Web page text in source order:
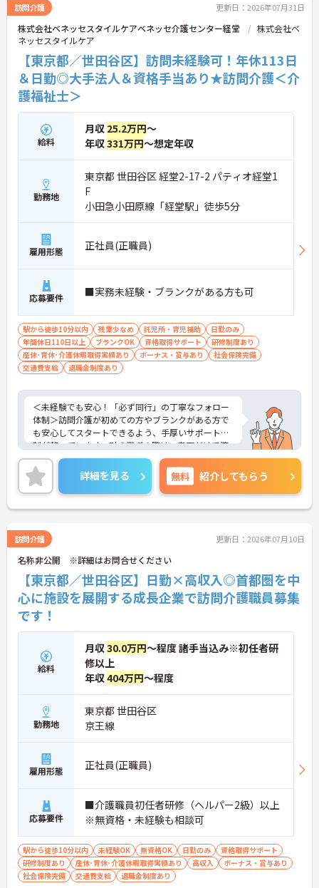
体制＞訪問介護が初めての方やブランクがある方で
も安心してスタートできるよう、手厚いサポート体
制が整っています。引き継ぎの際は、書面だけで済
ませることはなく、必ず先輩スタッフが同行して丁
寧に指導を行います。 ご利用者様の住み慣れたご自
宅で、1対1でじっくりと向き合うケアができるた
め、「もっと丁寧に、親切に介護をしたい」という
想いをお持ちの方にぴったりの環境です。
＜子育て・家族を大切にする制度が豊富＞「進研ゼ
ミ」の割引や保育手当など、ベネッセグループなら
ではの家族向け福利厚生が非常に充実しています。
産前産後・育児休暇の取得実績や復帰支援はもちろ
ん、お子様の看護休暇や、ご家族の介護休暇・短縮
勤務制度なども整備されています。ライフステージ
が変わっても、制度を活用しながら長く働き続けら
れる、スタッフに優しい職場です。
訪問介護 更新日：2026年07月31日
株式会社ベネッセスタイルケアベネッセ介護センター経堂
株式会社ベ
ネッセスタイルケア
【東京都／世田谷区】訪問未経験可！年休113日
＆日勤◎大手法人＆資格手当あり★訪問介護＜介
護福祉士＞
給料
月収 25.2万円～
年収331万円～想定年収
勤務地
東京都 世田谷区 経堂2-17-2 パティオ経堂1
F
小田急小田原線「経堂駅」徒歩5分
雇用形態 正社員(正職員)
応募要件 ■実務未経験・ブランクがある方も可
駅から徒歩10分以内 残業少なめ 託児所・育児補助
日勤のみ
年間休日110日以上
ブランクOK 資格取得サポート
研修制度あり
産休･育休･介護休暇取得実績あり
ボーナス・賞与あり
社会保険完備
交通費支給
退職金制度あり
＜未経験でも安心！「必ず同行」の丁寧なフォロー
体制＞訪問介護が初めての方やブランクがある方で
も安心してスタートできるよう、手厚いサポート体
制が整っています。引き継ぎの際は、書面だけで済
ませることはなく、必ず先輩スタッフが同行して丁
寧に指導を行います。 ご利用者様の住み慣れたご自
宅で、1対1でじっくりと向き合うケアができるた
め、「もっと丁寧に、親切に介護をしたい」という
想いをお持ちの方にぴったりの環境です。
ミ」の割引や保育手当など、ベネッセグループなら
ではの家族向け福利厚生が非常に充実しています。
産前産後・育児休暇の取得実績や復帰支援はもちろ
ん、お子様の看護休暇や、ご家族の介護休暇・短縮
勤務制度なども整備されています。ライフステージ
が変わっても、制度を活用しながら長く働き続けら
れる、スタッフに優しい職場です。
詳細を見る 無料 紹介してもらう
訪問介護 更新日：2026年07月10日
名称非公開 ※詳細はお問合せください
【東京都／世田谷区】日勤×高収入◎首都圏を中
心に施設を展開する成長企業で訪問介護職員募集
です！
給料
月収30.0万円～程度 諸手当込み※初任者研
修以上
年収404万円～程度
勤務地
東京都 世田谷区
京王線
雇用形態 正社員(正職員)
応募要件
■介護職員初任者研修（ヘルパー2級）以上
※無資格・未経験も相談可
駅から徒歩10分以内 未経験OK 無資格OK 日勤のみ
資格取得サポート
研修制度あり
産休･育休･介護休暇取得実績あり 高収入
ボーナス・賞与あり
社会保険完備
交通費支給 退職金制度あり